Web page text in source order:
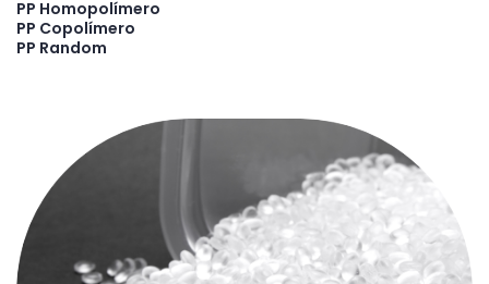
PP Homopolímero
PP Copolímero
PP Random